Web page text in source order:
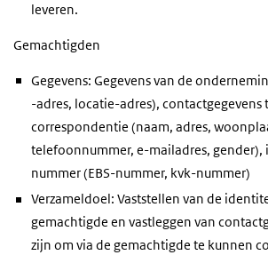
leveren.
Gemachtigden
Gegevens: Gegevens van de
-adres, locatie-adres), contactgegevens
correspondentie (naam, adres,
telefoonnummer, e-mailadres,
nummer (EBS-nummer, kvk-nummer)
Verzameldoel: Vaststellen van de
gemachtigde en vastleggen van
zijn om via de gemachtigde te kunnen